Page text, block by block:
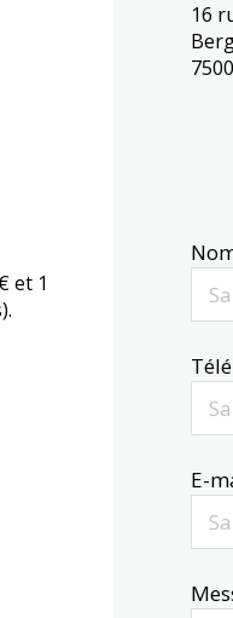
et 1
16
E-